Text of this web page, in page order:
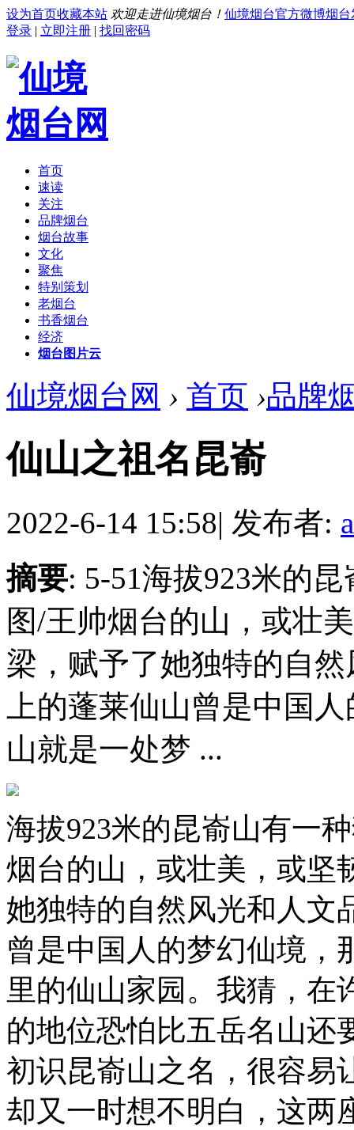
设为首页收藏本站 欢迎走进仙境烟台！ 仙境烟台官方微博烟台
登录 | 立即注册 | 找回密码
首页
速读
关注
品牌烟台
烟台故事
文化
聚焦
特别策划
老烟台
书香烟台
经济
烟台图片云
仙境烟台网 › 首页 ›品牌
仙山之祖名昆嵛
2022-6-14 15:58| 发布者:
摘要: 5-51海拔923米的
图/王帅烟台的山，或壮
梁，赋予了她独特的自
上的蓬莱仙山曾是中国
山就是一处梦 ...
海拔923米的昆嵛山有一
烟台的山，或壮美，或坚
她独特的自然风光和人文
曾是中国人的梦幻仙境，
里的仙山家园。我猜，在
的地位恐怕比五岳名山还
初识昆嵛山之名，很容易
却又一时想不明白，这两